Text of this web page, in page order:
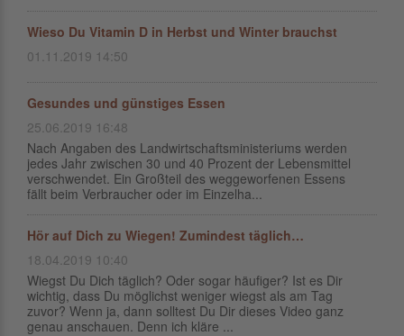
Wieso Du Vitamin D in Herbst und Winter brauchst
01.11.2019 14:50
Gesundes und günstiges Essen
25.06.2019 16:48
Nach Angaben des Landwirtschaftsministeriums werden
jedes Jahr zwischen 30 und 40 Prozent der Lebensmittel
verschwendet. Ein Großteil des weggeworfenen Essens
fällt beim Verbraucher oder im Einzelha...
Hör auf Dich zu Wiegen! Zumindest täglich…
18.04.2019 10:40
Wiegst Du Dich täglich? Oder sogar häufiger? Ist es Dir
wichtig, dass Du möglichst weniger wiegst als am Tag
zuvor? Wenn ja, dann solltest Du Dir dieses Video ganz
genau anschauen. Denn ich kläre ...